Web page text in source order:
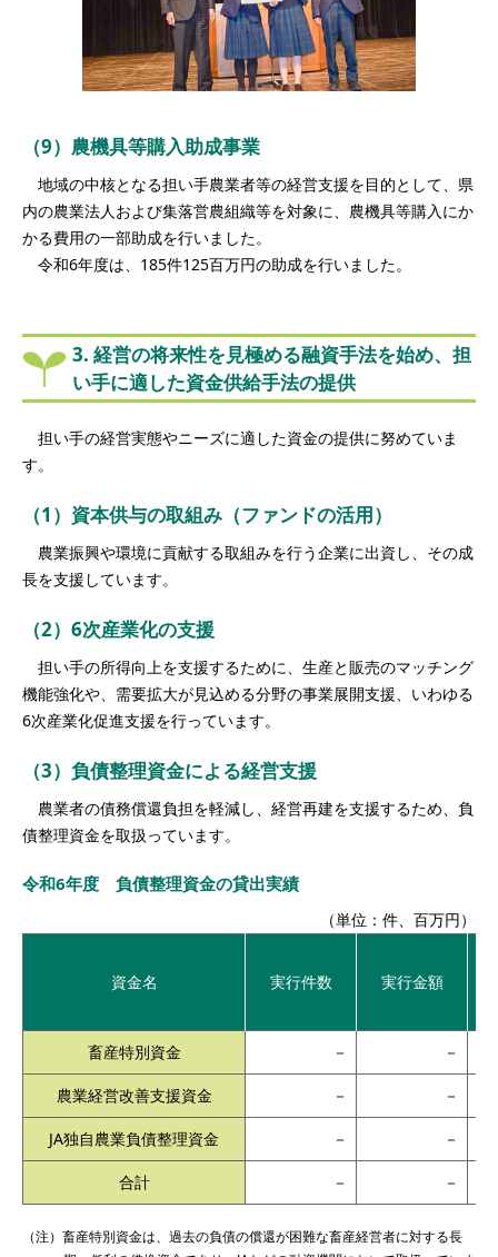
（9）農機具等購入助成事業
地域の中核となる担い手農業者等の経営支援を目的として、県
内の農業法人および集落営農組織等を対象に、農機具等購入にか
かる費用の一部助成を行いました。
令和6年度は、185件125百万円の助成を行いました。
3. 経営の将来性を見極める融資手法を始め、担
い手に適した資金供給手法の提供
担い手の経営実態やニーズに適した資金の提供に努めていま
す。
（1）資本供与の取組み（ファンドの活用）
農業振興や環境に貢献する取組みを行う企業に出資し、その成
長を支援しています。
（2）6次産業化の支援
担い手の所得向上を支援するために、生産と販売のマッチング
機能強化や、需要拡大が見込める分野の事業展開支援、いわゆる
6次産業化促進支援を行っています。
（3）負債整理資金による経営支援
農業者の債務償還負担を軽減し、経営再建を支援するため、負
債整理資金を取扱っています。
令和6年度 負債整理資金の貸出実績
（単位：件、百万円）
資金名 実行件数 実行金額
畜産特別資金 － －
農業経営改善支援資金 － －
JA独自農業負債整理資金 － －
合計 － －
（注）畜産特別資金は、過去の負債の償還が困難な畜産経営者に対する長